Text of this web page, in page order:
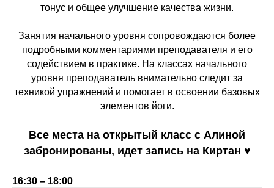
тонус и общее улучшение качества жизни.
Занятия начального уровня сопровождаются более
подробными комментариями преподавателя и его
содействием в практике. На классах начального
уровня преподаватель внимательно следит за
техникой упражнений и помогает в освоении базовых
элементов йоги.
Все места на открытый класс с Алиной
забронированы, идет запись на Киртан ♥︎
16:30 – 18:00